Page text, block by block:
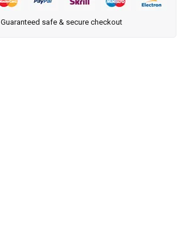
Guaranteed safe & secure checkout